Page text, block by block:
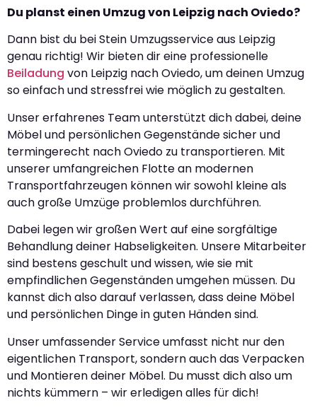
Du planst einen Umzug von Leipzig nach Oviedo?
Dann bist du bei Stein Umzugsservice aus Leipzig
genau richtig! Wir bieten dir eine professionelle
Beiladung von Leipzig nach Oviedo, um deinen Umzug
so einfach und stressfrei wie möglich zu gestalten.
Unser erfahrenes Team unterstützt dich dabei, deine
Möbel und persönlichen Gegenstände sicher und
termingerecht nach Oviedo zu transportieren. Mit
unserer umfangreichen Flotte an modernen
Transportfahrzeugen können wir sowohl kleine als
auch große Umzüge problemlos durchführen.
Dabei legen wir großen Wert auf eine sorgfältige
Behandlung deiner Habseligkeiten. Unsere Mitarbeiter
sind bestens geschult und wissen, wie sie mit
empfindlichen Gegenständen umgehen müssen. Du
kannst dich also darauf verlassen, dass deine Möbel
und persönlichen Dinge in guten Händen sind.
Unser umfassender Service umfasst nicht nur den
eigentlichen Transport, sondern auch das Verpacken
und Montieren deiner Möbel. Du musst dich also um
nichts kümmern – wir erledigen alles für dich!